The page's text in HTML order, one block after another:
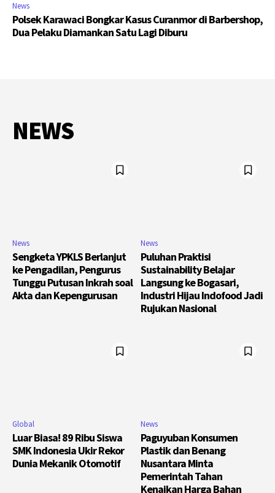
News
Polsek Karawaci Bongkar Kasus Curanmor di Barbershop,
Dua Pelaku Diamankan Satu Lagi Diburu
NEWS
News
Sengketa YPKLS Berlanjut
ke Pengadilan, Pengurus
Tunggu Putusan Inkrah soal
Akta dan Kepengurusan
News
Puluhan Praktisi
Sustainability Belajar
Langsung ke Bogasari,
Industri Hijau Indofood Jadi
Rujukan Nasional
Global
Luar Biasa! 89 Ribu Siswa
SMK Indonesia Ukir Rekor
Dunia Mekanik Otomotif
News
Paguyuban Konsumen
Plastik dan Benang
Nusantara Minta
Pemerintah Tahan
Kenaikan Harga Bahan